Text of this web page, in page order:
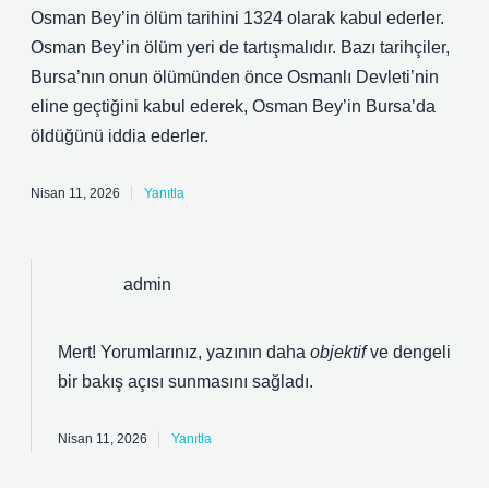
Osman Bey’in ölüm tarihini 1324 olarak kabul ederler.
Osman Bey’in ölüm yeri de tartışmalıdır. Bazı tarihçiler,
Bursa’nın onun ölümünden önce Osmanlı Devleti’nin
eline geçtiğini kabul ederek, Osman Bey’in Bursa’da
öldüğünü iddia ederler.
Nisan 11, 2026 Yanıtla
admin
Mert! Yorumlarınız, yazının daha objektifve dengeli
bir bakış açısı sunmasını sağladı.
Nisan 11, 2026 Yanıtla